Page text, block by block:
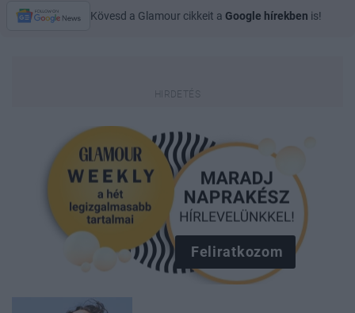
Kövesd a Glamour cikkeit a Google hírekben is!
Feliratkozom